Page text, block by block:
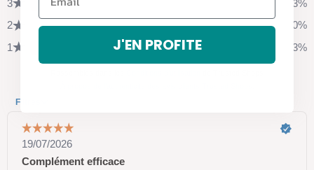
J'EN PROFITE